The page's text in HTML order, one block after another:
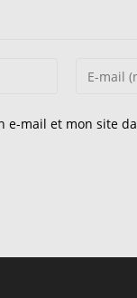
Enter
e-mail et mon site